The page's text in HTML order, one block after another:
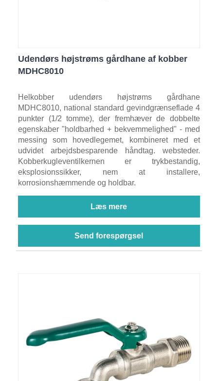
Udendørs højstrøms gårdhane af kobber
MDHC8010
Helkobber udendørs højstrøms gårdhane
MDHC8010, national standard gevindgrænseflade 4
punkter (1/2 tomme), der fremhæver de dobbelte
egenskaber "holdbarhed + bekvemmelighed" - med
messing som hovedlegemet, kombineret med et
udvidet arbejdsbesparende håndtag. websteder.
Kobberkugleventilkernen er trykbestandig,
eksplosionssikker, nem at installere,
korrosionshæmmende og holdbar.
Læs mere
Send forespørgsel